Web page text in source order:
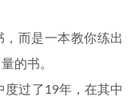
，而是一本教你练出
的书。
度过了19年，在其中